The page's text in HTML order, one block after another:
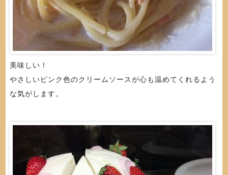
美味しい！
やさしいピンク色のクリームソースが心も温めてくれるよう
な気がします。